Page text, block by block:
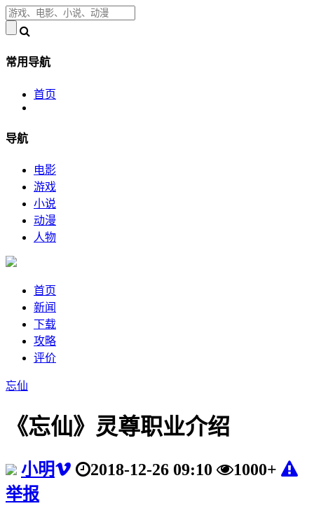
常用导航
首页
导航
电影
游戏
小说
动漫
人物
首页
新闻
下载
攻略
评价
忘仙
《忘仙》灵尊职业介绍
小明 2018-12-26 09:10
1000+
举报